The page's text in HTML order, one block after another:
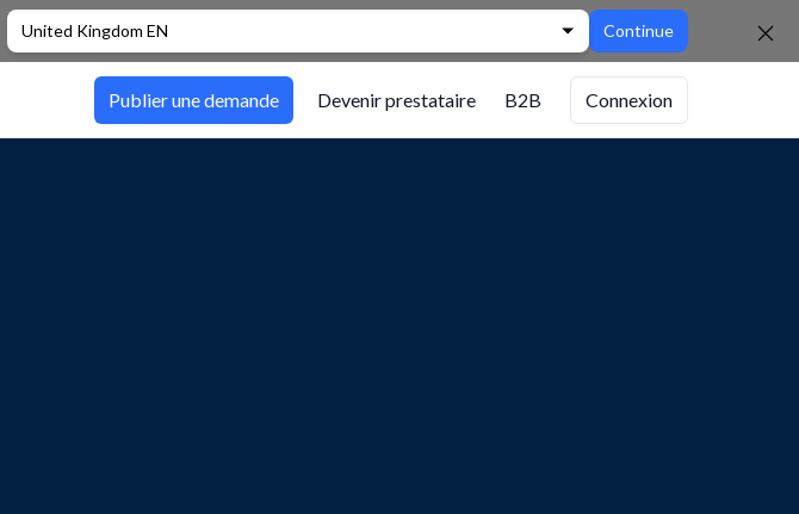
United Kingdom EN Continue
Publier une demande Devenir prestataire B2B Connexion